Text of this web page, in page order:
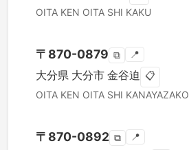
OITA KEN OITA SHI KAKU
〒 870-0879 ⧉ 📍
大分県 大分市 金谷迫 📋
OITA KEN OITA SHI KANAYAZAKO
〒 870-0892 ⧉ 📍